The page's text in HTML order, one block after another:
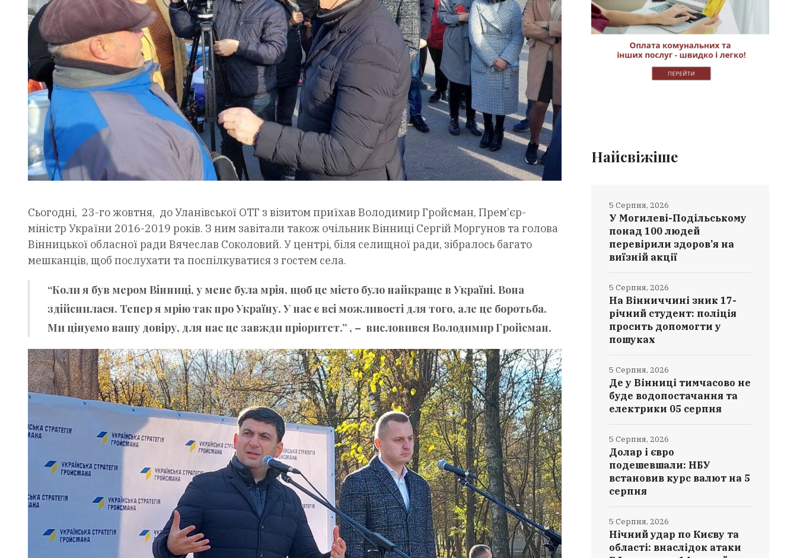
Сьогодні, 23-го жовтня, до Уланівської ОТГ з візитом приїхав Володимир Гройсман, Прем’єр-
міністр України 2016-2019 років. З ним завітали також очільник Вінниці Сергій Моргунов та голова
Вінницької обласної ради Вячеслав Соколовий. У центрі, біля селищної ради, зібралось багато
мешканців, щоб послухати та поспілкуватися з гостем села.
“Коли я був мером Вінниці, у мене була мрія, щоб це місто було найкраще в Україні. Вона
здійснилася. Тепер я мрію так про Україну. У нас є всі можливості для того, але це боротьба.
Ми цінуємо вашу довіру, для нас це завжди пріоритет.” , – висловився Володимир Гройсман.
Найсвіжіше
У Могилеві-Подільському
понад 100 людей
перевірили здоров’я на
виїзній акції
5 Серпня, 2026
На Вінниччині зник 17-
річний студент: поліція
просить допомогти у
пошуках
5 Серпня, 2026
Де у Вінниці тимчасово не
буде водопостачання та
електрики 05 серпня
5 Серпня, 2026
Долар і євро
подешевшали: НБУ
встановив курс валют на 5
серпня
5 Серпня, 2026
Нічний удар по Києву та
області: внаслідок атаки
5 Серпня, 2026